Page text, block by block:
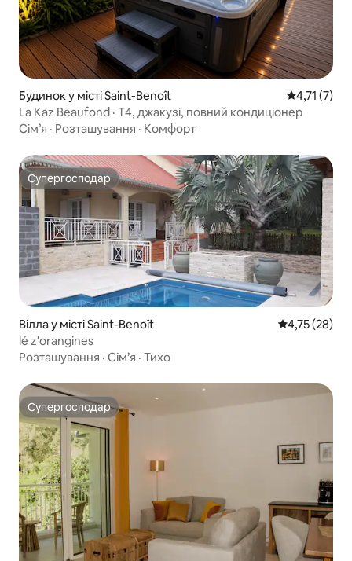
Будинок у місті Saint-Benoît Середня
4,71 (7)
La Kaz Beaufond · T4, джакузі, повний кондиціонер
Сім’я · Розташування · Комфорт
Супергосподар
Супергосподар
Вілла у місті Saint-Benoît Середня
4,75 (28)
lé z'orangines
Розташування · Сім’я · Тихо
Супергосподар
Супергосподар